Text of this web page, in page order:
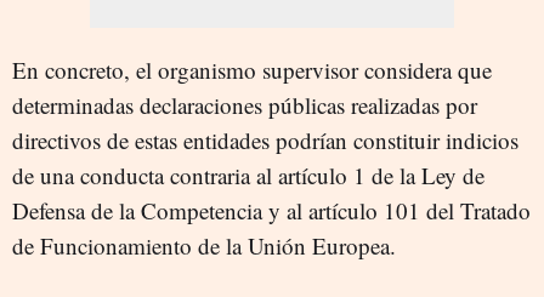
En concreto, el organismo supervisor considera que
determinadas declaraciones públicas realizadas por
directivos de estas entidades podrían constituir indicios
de una conducta contraria al artículo 1 de la Ley de
Defensa de la Competencia y al artículo 101 del Tratado
de Funcionamiento de la Unión Europea.